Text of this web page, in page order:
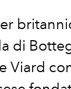
di
Viard